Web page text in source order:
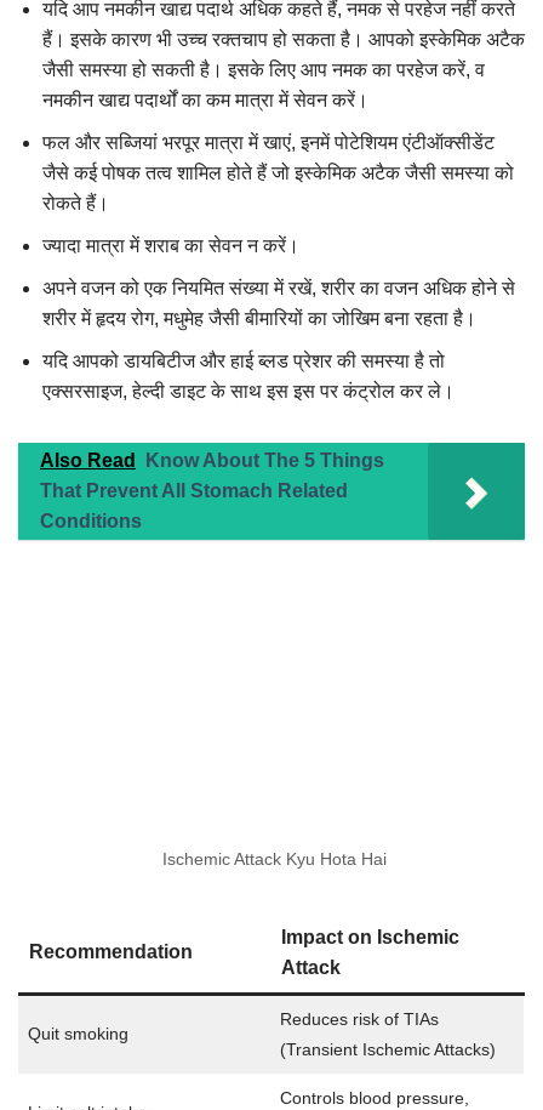
यदि आप नमकीन खाद्य पदार्थ अधिक कहते हैं, नमक से परहेज नहीं करते
हैं। इसके कारण भी उच्च रक्तचाप हो सकता है। आपको इस्केमिक अटैक
जैसी समस्या हो सकती है। इसके लिए आप नमक का परहेज करें, व
नमकीन खाद्य पदार्थों का कम मात्रा में सेवन करें।
फल और सब्जियां भरपूर मात्रा में खाएं, इनमें पोटेशियम एंटीऑक्सीडेंट
जैसे कई पोषक तत्व शामिल होते हैं जो इस्केमिक अटैक जैसी समस्या को
रोकते हैं।
ज्यादा मात्रा में शराब का सेवन न करें।
अपने वजन को एक नियमित संख्या में रखें, शरीर का वजन अधिक होने से
शरीर में हृदय रोग, मधुमेह जैसी बीमारियों का जोखिम बना रहता है।
यदि आपको डायबिटीज और हाई ब्लड प्रेशर की समस्या है तो
एक्सरसाइज, हेल्दी डाइट के साथ इस इस पर कंट्रोल कर ले।
Also Read
Know About The 5 Things
That Prevent All Stomach Related
Conditions
Ischemic Attack Kyu Hota Hai
Recommendation
Impact on Ischemic
Attack
Quit smoking
Reduces risk of TIAs
(Transient Ischemic Attacks)
Controls blood pressure,